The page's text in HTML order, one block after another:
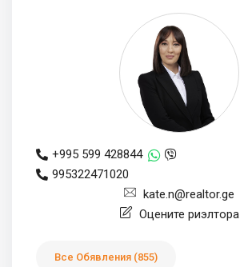
+995 599 428844
995322471020
kate.n@realtor.ge
Оцените риэлтора
Все Обявления (855)